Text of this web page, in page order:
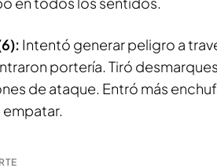
Intentó generar peligro a
portería. Tiró
de ataque. Entró más